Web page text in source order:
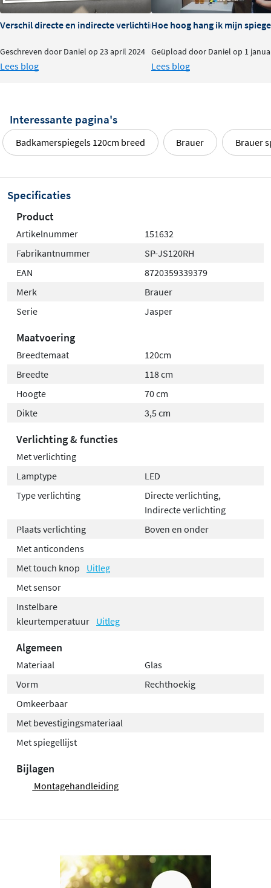
Verschil directe en indirecte verlichting bij spiegels
Geschreven door Daniel op 23 april 2024
Lees blog
Hoe hoog hang ik mijn
Geüpload door Daniel op 1
Lees blog
Interessante pagina's
Badkamerspiegels 120cm breed Brauer Brauer
Specificaties
Product
Artikelnummer
151632
Fabrikantnummer
SP-JS120RH
EAN
8720359339379
Merk
Brauer
Serie
Jasper
Maatvoering
Breedtemaat
120cm
Breedte
118 cm
Hoogte
70 cm
Dikte
3,5 cm
Verlichting & functies
Met verlichting
Lamptype
LED
Type verlichting
Directe verlichting,
Indirecte verlichting
Plaats verlichting
Boven en onder
Met anticondens
Met touch knop
Uitleg
Met sensor
Instelbare
kleurtemperatuur Uitleg
Algemeen
Materiaal
Glas
Vorm
Rechthoekig
Omkeerbaar
Met bevestigingsmateriaal
Met spiegellijst
Bijlagen
Montagehandleiding